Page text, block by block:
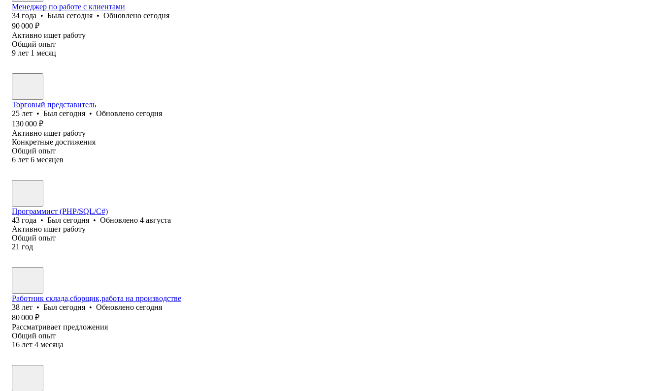
Менеджер по работе с клиентами
34 года • Была сегодня • Обновлено сегодня
90 000 ₽
Активно ищет работу
Общий опыт
9 лет 1 месяц
Торговый представитель
25 лет • Был сегодня • Обновлено сегодня
130 000 ₽
Активно ищет работу
Конкретные достижения
Общий опыт
6 лет 6 месяцев
Программист (PHP/SQL/C#)
43 года • Был сегодня • Обновлено 4 августа
Активно ищет работу
Общий опыт
21 год
Работник склада,сборщик,работа на производстве
38 лет • Был сегодня • Обновлено сегодня
80 000 ₽
Рассматривает предложения
Общий опыт
16 лет 4 месяца